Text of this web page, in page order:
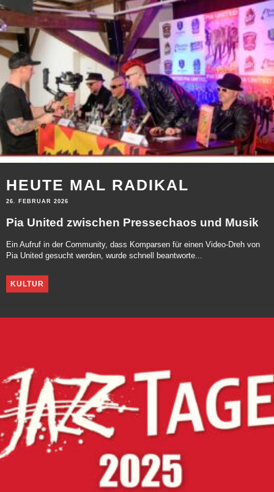
HEUTE MAL RADIKAL
26. FEBRUAR 2026
Pia United zwischen Pressechaos und Musik
Ein Aufruf in der Community, dass Komparsen für einen Video-Dreh von
Pia United gesucht werden, wurde schnell beantworte...
KULTUR